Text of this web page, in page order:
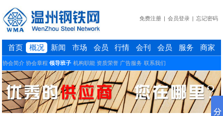
免费注册 会员登录 忘记密码
首页 概况 新闻 市场 会员 行情 会刊 会员 服务 商家
协会简介 协会章程 领导班子 机构职能 资质荣誉 广告服务 联系我们